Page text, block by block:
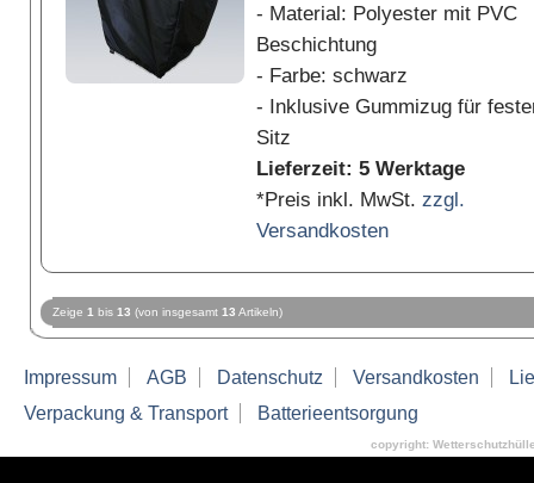
- Material: Polyester mit PVC
Beschichtung
- Farbe: schwarz
- Inklusive Gummizug für
Sitz
Lieferzeit: 5 Werktage
*Preis inkl. MwSt. zzgl.
Versandkosten
Zeige 1 bis 13 (von insgesamt 13 Artikeln)
Impressum AGB Datenschutz Versandkosten
Verpackung & Transport
Batterieentsorgung
copyright: